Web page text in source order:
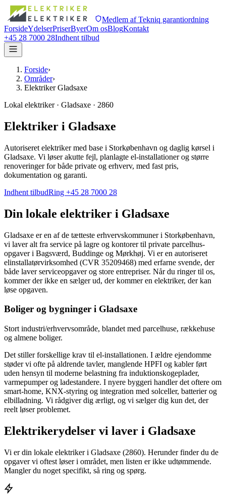
Medlem af Tekniq garantiordning
ForsideYdelserPriserByerOm osBlogKontakt
+45 28 7000 28Indhent tilbud
Forside›
Områder›
Elektriker Gladsaxe
Lokal elektriker · Gladsaxe · 2860
Elektriker i Gladsaxe
Autoriseret elektriker med base i Storkøbenhavn og daglig kørsel i
Gladsaxe. Vi løser akutte fejl, planlagte el-installationer og større
renoveringer for både private og erhverv, med fast pris,
dokumentation og garanti.
Indhent tilbudRing +45 28 7000 28
Din lokale elektriker i Gladsaxe
Gladsaxe er en af de tætteste erhvervskommuner i Storkøbenhavn,
vi laver alt fra service på lagre og kontorer til private parcelhus-
opgaver i Bagsværd, Buddinge og Mørkhøj. Vi er en autoriseret
elinstallatørvirksomhed (CVR 35209468) med erfarne svende, der
både laver service­opgaver og store entrepriser. Når du ringer til os,
kommer der ikke en sælger ud, der kommer en elektriker, der kan
løse opgaven.
Boliger og bygninger i Gladsaxe
Stort industri/erhvervsområde, blandet med parcelhuse, rækkehuse
og almene boliger.
Det stiller forskellige krav til el-installationen. I ældre ejendomme
støder vi ofte på aldrende tavler, manglende HPFI og kabler ført
uden hensyn til moderne belastning fra induktionskogeplader,
varmepumper og ladestandere. I nyere byggeri handler det oftere om
smart-home, KNX-styring og integration med solceller, batterier og
elbilladning. Vi rådgiver dig ærligt, og vi sælger dig kun det, der
reelt løser problemet.
Elektrikerydelser vi laver i Gladsaxe
Vi er din lokale elektriker i Gladsaxe (2860). Herunder finder du de
opgaver vi oftest løser i området, men listen er ikke udtømmende.
Mangler du noget specifikt, så ring og spørg.